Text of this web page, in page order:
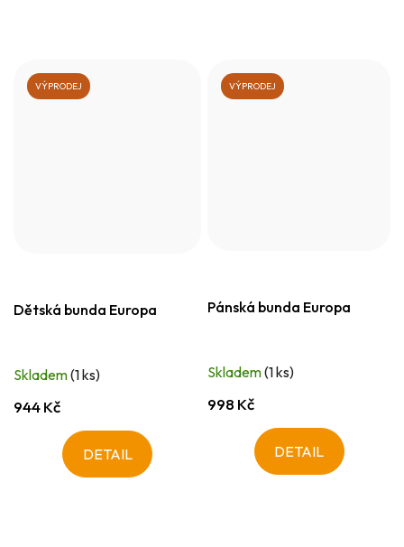
VÝPRODEJ
Dětská bunda Europa
Skladem(1 ks)
944 Kč
DETAIL
VÝPRODEJ
Pánská bunda Europa
Skladem(1 ks)
998 Kč
DETAIL